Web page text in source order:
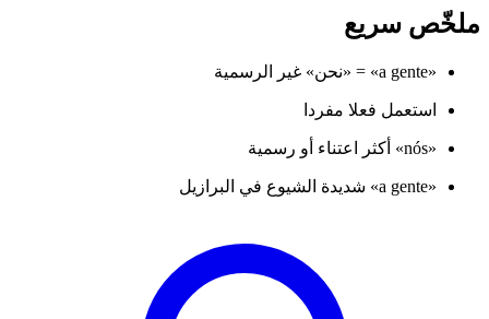
ملخّص سريع
«a gente» = «نحن» غير الرسمية
استعمل فعلا مفردا
«nós» أكثر اعتناء أو رسمية
«a gente» شديدة الشيوع في البرازيل